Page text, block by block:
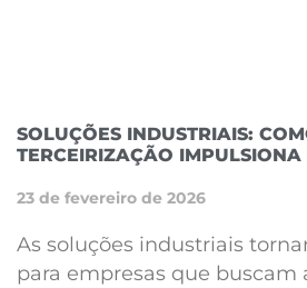
SOLUÇÕES INDUSTRIAIS:
TERCEIRIZAÇÃO IMPULSIONA
23 de fevereiro de 2026
As soluções industriais
para empresas que buscam